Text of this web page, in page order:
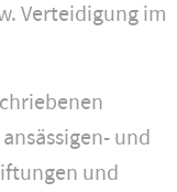
Verteidigung im
und
und